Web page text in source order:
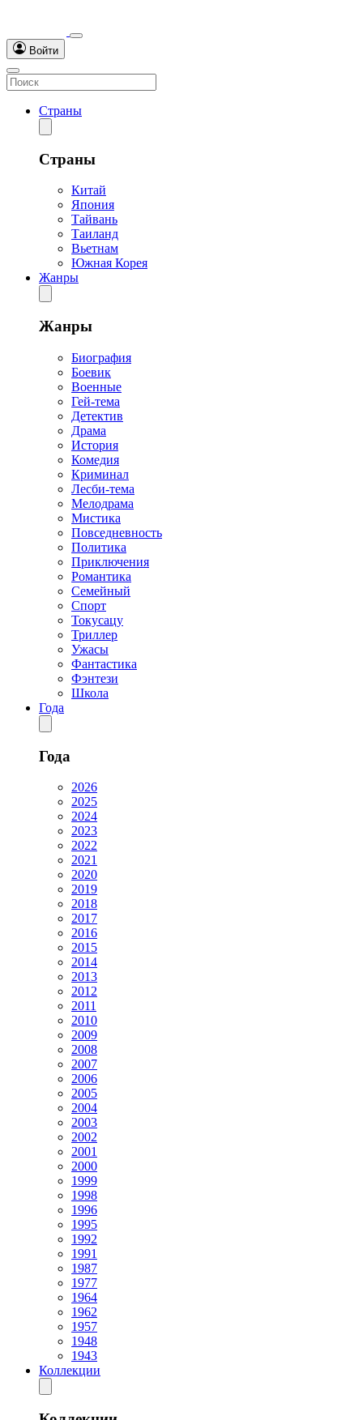
Войти
Страны
Страны
Китай
Япония
Тайвань
Таиланд
Вьетнам
Южная Корея
Жанры
Жанры
Биография
Боевик
Военные
Гей-тема
Детектив
Драма
История
Комедия
Криминал
Лесби-тема
Мелодрама
Мистика
Повседневность
Политика
Приключения
Романтика
Семейный
Спорт
Токусацу
Триллер
Ужасы
Фантастика
Фэнтези
Школа
Года
Года
2026
2025
2024
2023
2022
2021
2020
2019
2018
2017
2016
2015
2014
2013
2012
2011
2010
2009
2008
2007
2006
2005
2004
2003
2002
2001
2000
1999
1998
1996
1995
1992
1991
1987
1977
1964
1962
1957
1948
1943
Коллекции